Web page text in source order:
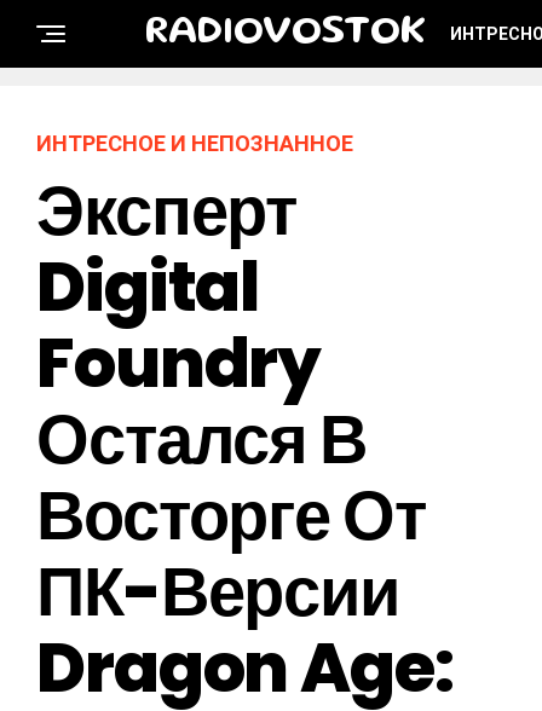
RADIOVOSTOK
ИНТРЕСНОЕ И НЕПОЗНАННОЕ
Эксперт
Digital
Foundry
Остался В
Восторге От
ПК-Версии
Dragon Age: